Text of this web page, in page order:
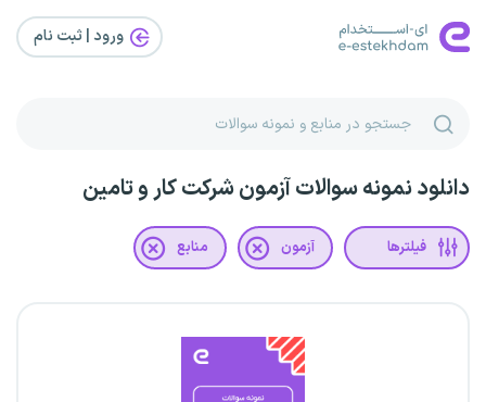
ورود | ثبت‌ نام
دانلود نمونه سوالات آزمون شرکت کار و تامین
فیلترها آزمون منابع